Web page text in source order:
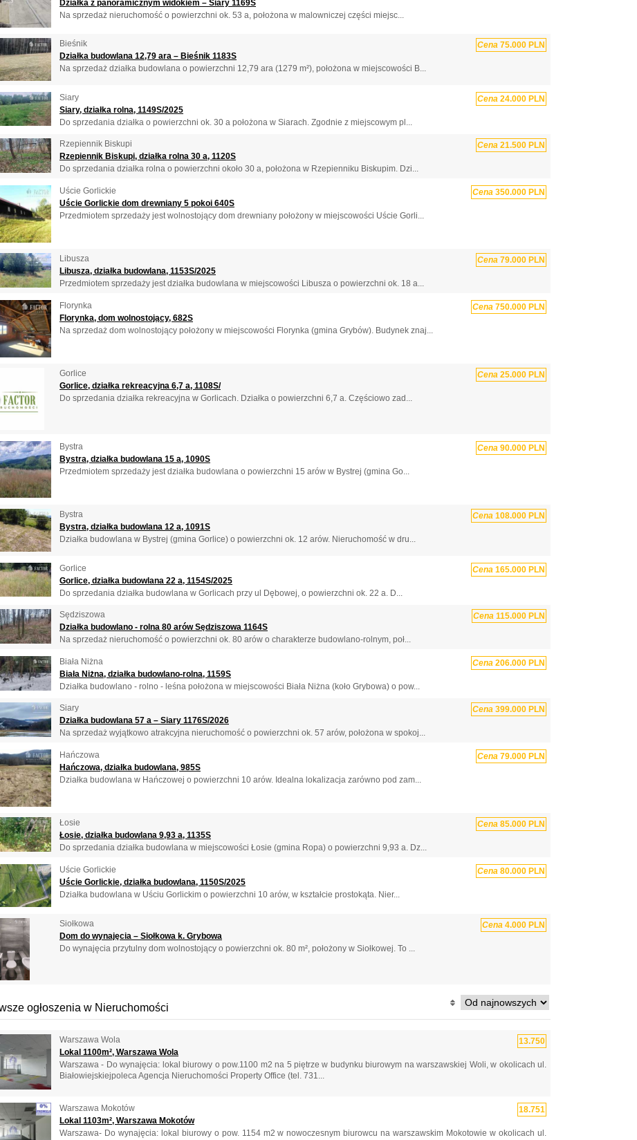
Działka z panoramicznym widokiem – Siary 1169S
Na sprzedaż nieruchomość o powierzchni ok. 53 a, położona w malowniczej części miejsc...
Bieśnik Cena 75.000 PLN
Działka budowlana 12,79 ara – Bieśnik 1183S
Na sprzedaż działka budowlana o powierzchni 12,79 ara (1279 m²), położona w miejscowości B...
Siary Cena 24.000 PLN
Siary, działka rolna, 1149S/2025
Do sprzedania działka o powierzchni ok. 30 a położona w Siarach. Zgodnie z miejscowym pl...
Rzepiennik Biskupi Cena 21.500 PLN
Rzepiennik Biskupi, działka rolna 30 a, 1120S
Do sprzedania działka rolna o powierzchni około 30 a, położona w Rzepienniku Biskupim. Dzi...
Uście Gorlickie Cena 350.000 PLN
Uście Gorlickie dom drewniany 5 pokoi 640S
Przedmiotem sprzedaży jest wolnostojący dom drewniany położony w miejscowości Uście Gorli...
Libusza Cena 79.000 PLN
Libusza, działka budowlana, 1153S/2025
Przedmiotem sprzedaży jest działka budowlana w miejscowości Libusza o powierzchni ok. 18 a...
Florynka Cena 750.000 PLN
Florynka, dom wolnostojący, 682S
Na sprzedaż dom wolnostojący położony w miejscowości Florynka (gmina Grybów). Budynek znaj...
Gorlice Cena 25.000 PLN
Gorlice, działka rekreacyjna 6,7 a, 1108S/
Do sprzedania działka rekreacyjna w Gorlicach. Działka o powierzchni 6,7 a. Częściowo zad...
Bystra Cena 90.000 PLN
Bystra, działka budowlana 15 a, 1090S
Przedmiotem sprzedaży jest działka budowlana o powierzchni 15 arów w Bystrej (gmina Go...
Bystra Cena 108.000 PLN
Bystra, działka budowlana 12 a, 1091S
Działka budowlana w Bystrej (gmina Gorlice) o powierzchni ok. 12 arów. Nieruchomość w dru...
Gorlice Cena 165.000 PLN
Gorlice, działka budowlana 22 a, 1154S/2025
Do sprzedania działka budowlana w Gorlicach przy ul Dębowej, o powierzchni ok. 22 a. D...
Sędziszowa Cena 115.000 PLN
Działka budowlano - rolna 80 arów Sędziszowa 1164S
Na sprzedaż nieruchomość o powierzchni ok. 80 arów o charakterze budowlano-rolnym, poł...
Biała Niżna Cena 206.000 PLN
Biała Niżna, działka budowlano-rolna, 1159S
Działka budowlano - rolno - leśna położona w miejscowości Biała Niżna (koło Grybowa) o pow...
Siary Cena 399.000 PLN
Działka budowlana 57 a – Siary 1176S/2026
Na sprzedaż wyjątkowo atrakcyjna nieruchomość o powierzchni ok. 57 arów, położona w spokoj...
Hańczowa Cena 79.000 PLN
Hańczowa, działka budowlana, 985S
Działka budowlana w Hańczowej o powierzchni 10 arów. Idealna lokalizacja zarówno pod zam...
Łosie Cena 85.000 PLN
Łosie, działka budowlana 9,93 a, 1135S
Do sprzedania działka budowlana w miejscowości Łosie (gmina Ropa) o powierzchni 9,93 a. Dz...
Uście Gorlickie Cena 80.000 PLN
Uście Gorlickie, działka budowlana, 1150S/2025
Działka budowlana w Uściu Gorlickim o powierzchni 10 arów, w kształcie prostokąta. Nier...
Siołkowa Cena 4.000 PLN
Dom do wynajęcia – Siołkowa k. Grybowa
Do wynajęcia przytulny dom wolnostojący o powierzchni ok. 80 m², położony w Siołkowej. To ...
ogłoszenia w Nieruchomości
13.750
Warszawa Wola
Lokal 1100m², Warszawa Wola
Warszawa - Do wynajęcia: lokal biurowy o pow.1100 m2 na 5 piętrze w budynku biurowym na warszawskiej Woli, w okolicach ul.
Białowiejskiejpoleca Agencja Nieruchomości Property Office (tel. 731...
18.751
Warszawa Mokotów
Lokal 1103m², Warszawa Mokotów
Warszawa- Do wynajęcia: lokal biurowy o pow. 1154 m2 w nowoczesnym biurowcu na warszawskim Mokotowie w okolicach ul.